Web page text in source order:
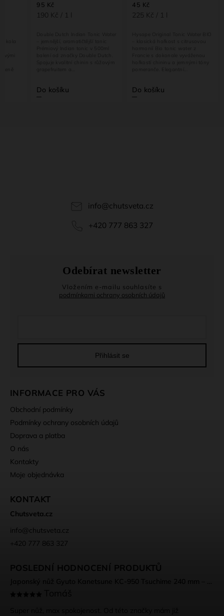
kola
95 Kč
190 Kč / 1 l
Do košíku
Prémiový Indian tonic v 500ml
balení od značky Double Dutch.
Spojuje kvalitní chinin s růžovým
45 Kč
225 Kč / 1 l
Do košíku
Hysope Original Tonic Water BIO
– klasická hořkost s citrusovou
harmonií Bio tonic water z
Francie s dokonale vyváženou
hořkostí chininu a jemnými tóny
info@chutsveta.cz
+420 777 863 327
INFORMACE PRO VÁS
Obchodní podmínky
Podmínky ochrany osobních údajů
Doprava a platba
O nás
Kontakty
Moje objednávka
KONTAKT
Chutsveta.cz
info@chutsveta.cz
+420 777 863 327
POSLEDNÍ HODNOCENÍ PRODUKTŮ
Odebírat newsletter
Vložením e-mailu souhlasíte s
podmínkami ochrany osobních údajů
Přihlásit se